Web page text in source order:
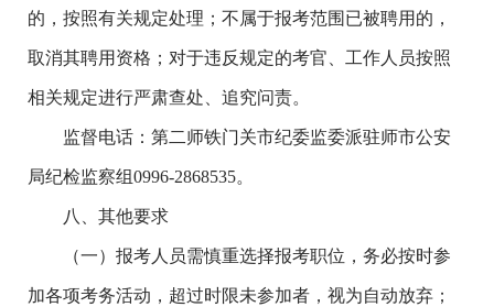
的，按照有关规定处理；不属于报考范围已被聘用的，
取消其聘用资格；对于违反规定的考官、工作人员按照
相关规定进行严肃查处、追究问责。
监督电话：第二师铁门关市纪委监委派驻师市公安
局纪检监察组0996-2868535。
八、其他要求
（一）报考人员需慎重选择报考职位，务必按时参
加各项考务活动，超过时限未参加者，视为自动放弃；